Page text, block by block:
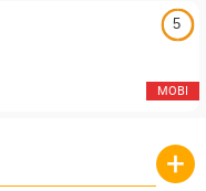
5
MOBI
+